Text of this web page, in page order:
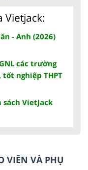
Vietjack:
- Anh (2026)
các trường
tốt nghiệp THPT
sách VietJack
VIÊN VÀ PHỤ